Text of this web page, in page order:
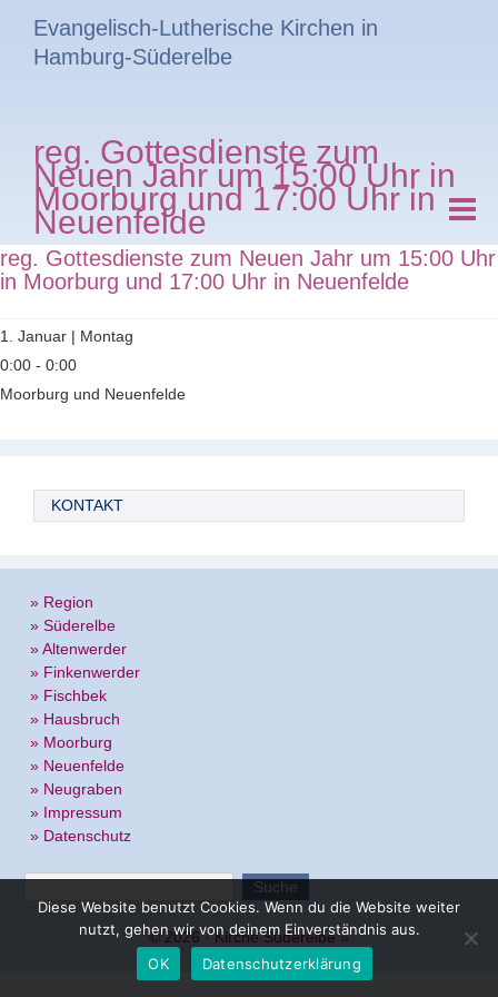
Evangelisch-Lutherische Kirchen in
Hamburg-Süderelbe
reg. Gottesdienste zum
Neuen Jahr um 15:00 Uhr in
Moorburg und 17:00 Uhr in
Neuenfelde
reg. Gottesdienste zum Neuen Jahr um 15:00 Uhr
in Moorburg und 17:00 Uhr in Neuenfelde
1. Januar | Montag
0:00 - 0:00
Moorburg und Neuenfelde
KONTAKT
» Region
» Süderelbe
» Altenwerder
» Finkenwerder
» Fischbek
» Hausbruch
» Moorburg
» Neuenfelde
» Neugraben
» Impressum
» Datenschutz
© 2026 ·Kirche Süderelbe »
Diese Website benutzt Cookies. Wenn du die Website weiter
nutzt, gehen wir von deinem Einverständnis aus.
OK
Datenschutzerklärung